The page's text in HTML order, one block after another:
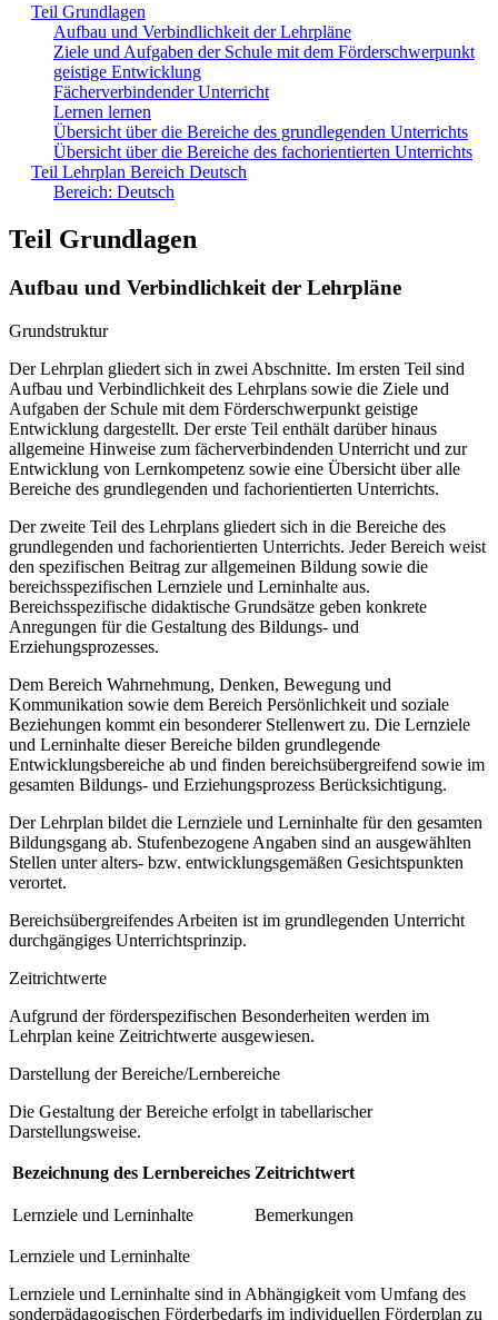
Teil Grundlagen
Aufbau und Verbindlichkeit der Lehrpläne
Ziele und Aufgaben der Schule mit dem Förderschwerpunkt
geistige Entwicklung
Fächerverbindender Unterricht
Lernen lernen
Übersicht über die Bereiche des grundlegenden Unterrichts
Übersicht über die Bereiche des fachorientierten Unterrichts
Teil Lehrplan Bereich Deutsch
Bereich: Deutsch
Teil Grundlagen
Aufbau und Verbindlichkeit der Lehrpläne
Grundstruktur
Der Lehrplan gliedert sich in zwei Abschnitte. Im ersten Teil sind
Aufbau und Verbindlichkeit des Lehrplans sowie die Ziele und
Aufgaben der Schule mit dem Förderschwerpunkt geistige
Entwicklung dargestellt. Der erste Teil enthält darüber hinaus
allgemeine Hinweise zum fächerverbindenden Unterricht und zur
Entwicklung von Lernkompetenz sowie eine Übersicht über alle
Bereiche des grundlegenden und fachorientierten Unterrichts.
Der zweite Teil des Lehrplans gliedert sich in die Bereiche des
grundlegenden und fachorientierten Unterrichts. Jeder Bereich weist
den spezifischen Beitrag zur allgemeinen Bildung sowie die
bereichsspezifischen Lernziele und Lerninhalte aus.
Bereichsspezifische didaktische Grundsätze geben konkrete
Anregungen für die Gestaltung des Bildungs- und
Erziehungsprozesses.
Dem Bereich Wahrnehmung, Denken, Bewegung und
Kommunikation sowie dem Bereich Persönlichkeit und soziale
Beziehungen kommt ein besonderer Stellenwert zu. Die Lernziele
und Lerninhalte dieser Bereiche bilden grundlegende
Entwicklungsbereiche ab und finden bereichsübergreifend sowie im
gesamten Bildungs- und Erziehungsprozess Berücksichtigung.
Der Lehrplan bildet die Lernziele und Lerninhalte für den gesamten
Bildungsgang ab. Stufenbezogene Angaben sind an ausgewählten
Stellen unter alters- bzw. entwicklungsgemäßen Gesichtspunkten
verortet.
Bereichsübergreifendes Arbeiten ist im grundlegenden Unterricht
durchgängiges Unterrichtsprinzip.
Zeitrichtwerte
Aufgrund der förderspezifischen Besonderheiten werden im
Lehrplan keine Zeitrichtwerte ausgewiesen.
Darstellung der Bereiche/Lernbereiche
Die Gestaltung der Bereiche erfolgt in tabellarischer
Darstellungsweise.
Bezeichnung des Lernbereiches Zeitrichtwert
Lernziele und Lerninhalte Bemerkungen
Lernziele und Lerninhalte
Lernziele und Lerninhalte sind in Abhängigkeit vom Umfang des
sonderpädagogischen Förderbedarfs im individuellen Förderplan zu